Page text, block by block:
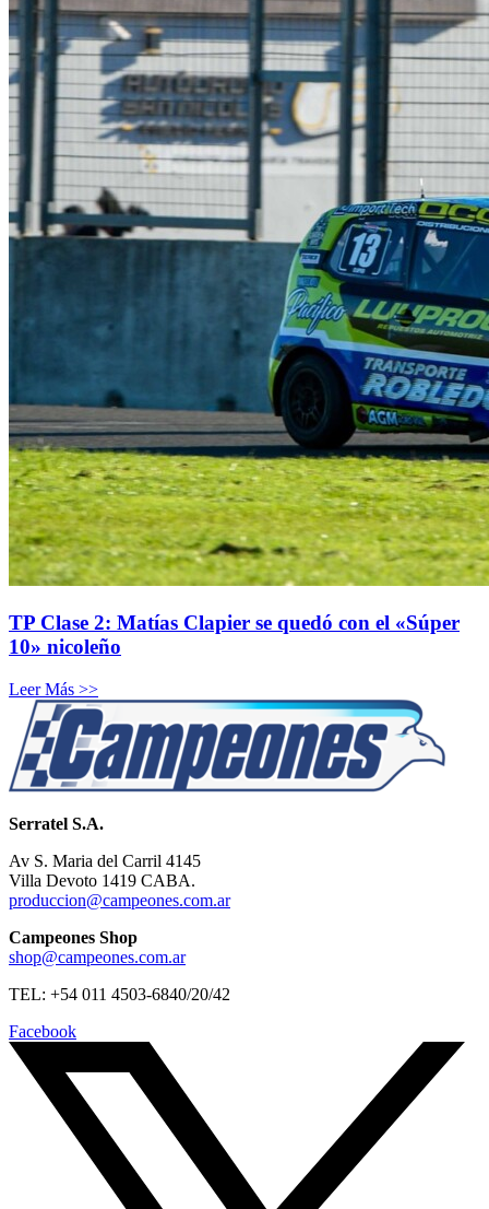
TP Clase 2: Matías Clapier se quedó con el «Súper
10» nicoleño
Leer Más >>
Serratel S.A.
Av S. Maria del Carril 4145
Villa Devoto 1419 CABA.
produccion@campeones.com.ar
Campeones Shop
shop@campeones.com.ar
TEL: +54 011 4503-6840/20/42
Facebook